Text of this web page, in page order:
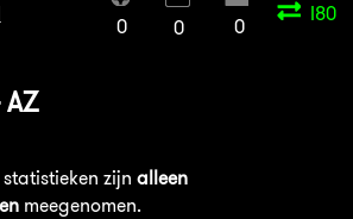
0 0 0
I80
zijn alleen
meegenomen.